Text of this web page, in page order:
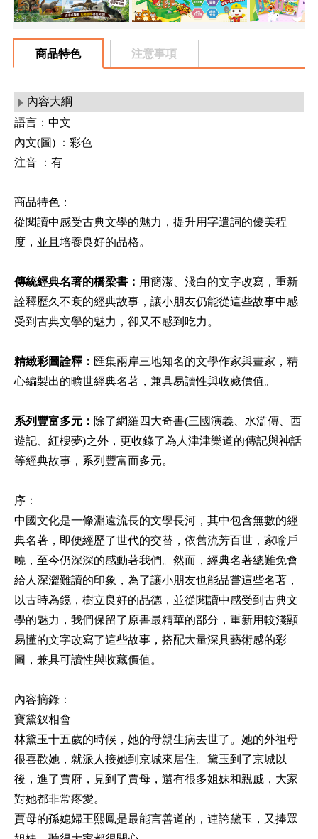
商品特色 注意事項
內容大綱
語言：中文
內文(圖) ：彩色
注音 ：有
商品特色：
從閱讀中感受古典文學的魅力，提升用字遣詞的優美程
度，並且培養良好的品格。
傳統經典名著的橋梁書： 用簡潔、淺白的文字改寫，重新
詮釋歷久不衰的經典故事，讓小朋友仍能從這些故事中感
受到古典文學的魅力，卻又不感到吃力。
精緻彩圖詮釋： 匯集兩岸三地知名的文學作家與畫家，精
心編製出的曠世經典名著，兼具易讀性與收藏價值。
系列豐富多元： 除了網羅四大奇書(三國演義、水滸傳、西
遊記、紅樓夢)之外，更收錄了為人津津樂道的傳記與神話
等經典故事，系列豐富而多元。
序：
中國文化是一條淵遠流長的文學長河，其中包含無數的經
典名著，即便經歷了世代的交替，依舊流芳百世，家喻戶
曉，至今仍深深的感動著我們。然而，經典名著總難免會
給人深澀難讀的印象，為了讓小朋友也能品嘗這些名著，
以古時為鏡，樹立良好的品德，並從閱讀中感受到古典文
學的魅力，我們保留了原書最精華的部分，重新用較淺顯
易懂的文字改寫了這些故事，搭配大量深具藝術感的彩
圖，兼具可讀性與收藏價值。
內容摘錄：
寶黛釵相會
林黛玉十五歲的時候，她的母親生病去世了。她的外祖母
很喜歡她，就派人接她到京城來居住。黛玉到了京城以
後，進了賈府，見到了賈母，還有很多姐妹和親戚，大家
對她都非常疼愛。
賈母的孫媳婦王熙鳳是最能言善道的，連誇黛玉，又捧眾